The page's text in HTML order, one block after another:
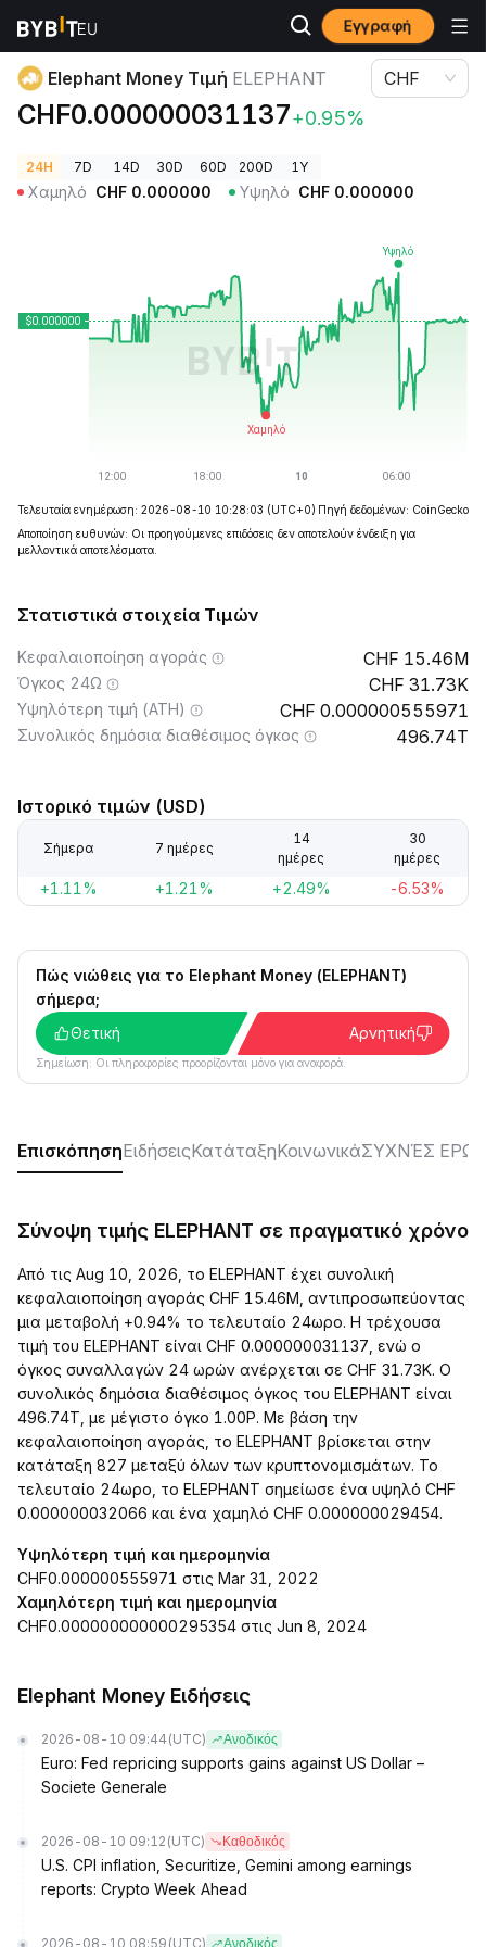
Εγγραφή
Τιμές Κρυπτονομισμάτων Elephant Money Τιμή ELEPHANT
Elephant Money Τιμή ELEPHANT
CHF0.000000031137+0.95%
CHF
24H 7D 14D 30D 60D 200D 1Y
Χαμηλό CHF 0.000000 Υψηλό CHF 0.000000
Τελευταία ενημέρωση: 2026-08-10 10:28:03 (UTC+0) Πηγή δεδομένων: CoinGecko
Αποποίηση ευθυνών: Οι προηγούμενες επιδόσεις δεν αποτελούν ένδειξη για
μελλοντικά αποτελέσματα.
Στατιστικά στοιχεία Τιμών
Κεφαλαιοποίηση αγοράς 15.46M
Όγκος 24Ω 31.73K
Υψηλότερη τιμή (ATH) 0.000000555971
Συνολικός δημόσια διαθέσιμος όγκος 496.74T
Ιστορικό τιμών (USD)
Σήμερα 7 ημέρες
14
ημέρες
30
ημέρες
+1.11% +1.21% +2.49% -6.53%
Πώς νιώθεις για το Elephant Money (ELEPHANT)
σήμερα;
Θετική
Αρνητική
Σημείωση: Οι πληροφορίες προορίζονται μόνο για αναφορά.
ΕπισκόπησηΕιδήσειςΚατάταξηΚοινωνικάΣΥΧΝΈΣ
Σύνοψη τιμής ELEPHANT σε πραγματικό χρόνο
Από τις Aug 10, 2026, το ELEPHANT έχει συνολική
κεφαλαιοποίηση αγοράς CHF 15.46M, αντιπροσωπεύοντας
μια μεταβολή +0.94% το τελευταίο 24ωρο. Η τρέχουσα
τιμή του ELEPHANT είναι CHF 0.000000031137, ενώ ο
όγκος συναλλαγών 24 ωρών ανέρχεται σε CHF 31.73K. Ο
συνολικός δημόσια διαθέσιμος όγκος του ELEPHANT είναι
496.74T, με μέγιστο όγκο 1.00P. Με βάση την
κεφαλαιοποίηση αγοράς, το ELEPHANT βρίσκεται στην
κατάταξη 827 μεταξύ όλων των κρυπτονομισμάτων. Το
τελευταίο 24ωρο, το ELEPHANT σημείωσε ένα υψηλό CHF
0.000000032066 και ένα χαμηλό CHF 0.000000029454.
Υψηλότερη τιμή και ημερομηνία
CHF0.000000555971 στις Mar 31, 2022
Χαμηλότερη τιμή και ημερομηνία
CHF0.000000000000295354 στις Jun 8, 2024
Elephant Money Ειδήσεις
2026-08-10 09:44 (UTC) Ανοδικός
Euro: Fed repricing supports gains against US Dollar –
Societe Generale
2026-08-10 09:12 (UTC) Καθοδικός
U.S. CPI inflation, Securitize, Gemini among earnings
reports: Crypto Week Ahead
2026-08-10 08:59 (UTC) Ανοδικός